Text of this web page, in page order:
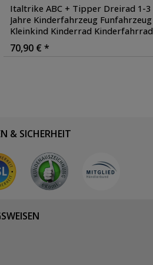
Italtrike ABC + Tipper Dreirad 1-3
Jahre Kinderfahrzeug Funfahrzeug
Kleinkind Kinderrad Kinderfahrrad
Laufrad
70,90 € *
& SICHERHEIT